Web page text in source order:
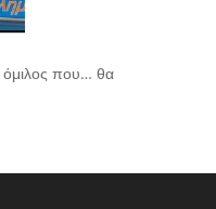
όμιλος που… θα